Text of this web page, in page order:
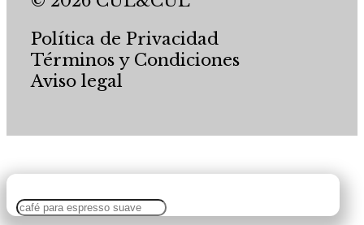
Política de Privacidad
Términos y Condiciones
Aviso legal